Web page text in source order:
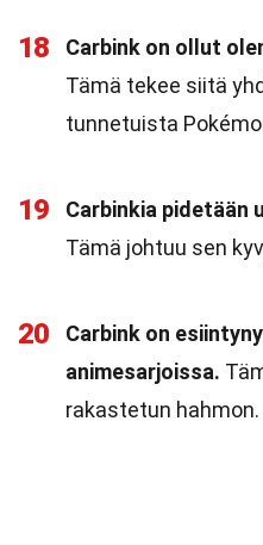
18
Carbink on ollut
Tämä tekee siitä
tunnetuista
19
Carbinkia pidetään
Tämä johtuu sen
20
Carbink on
animesarjoissa.
rakastetun hahmon.